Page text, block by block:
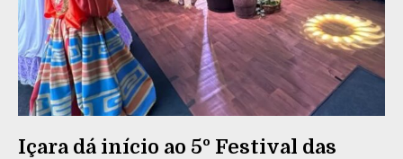
Içara dá início ao 5º Festival das